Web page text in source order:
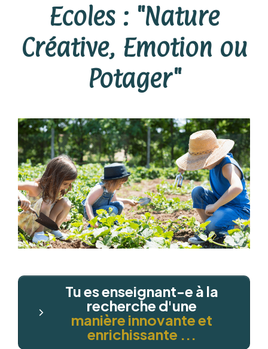
Ecoles : "Nature
Créative, Emotion ou
Potager"
Tu es enseignant-e à la
recherche d'une
manière innovante et
enrichissante ...